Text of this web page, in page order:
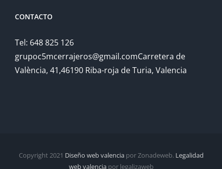
CONTACTO
Tel: 648 825 126
grupoc5mcerrajeros@gmail.comCarretera de
València, 41,46190 Riba-roja de Turia, Valencia
Copyright 2021 Diseño web valenciapor Zonadeweb. Legalidad
web valenciapor legalizaweb